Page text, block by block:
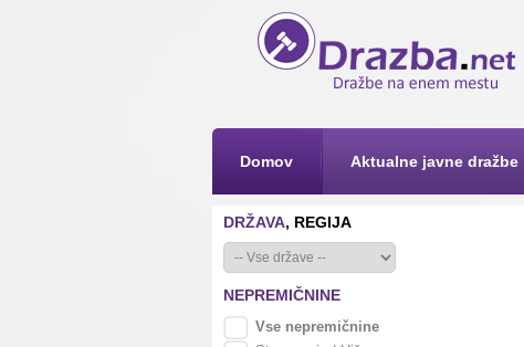
Domov Aktualne javne dražbe
DRŽAVA, REGIJA
NEPREMIČNINE
Vse nepremičnine